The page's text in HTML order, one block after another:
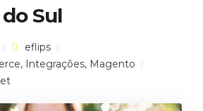
Sul
eflips
, Integrações, Magento